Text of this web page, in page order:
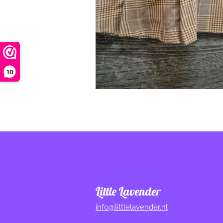
10
Little Lavender
info@littlelavender.nl